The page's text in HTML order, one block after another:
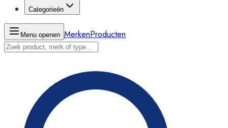
Categorieën
Menu openen MerkenProducten